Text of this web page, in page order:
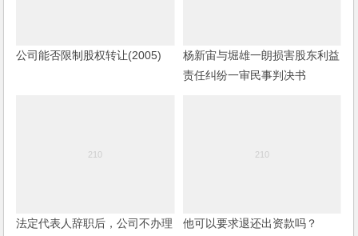
公司能否限制股权转让(2005)
杨新宙与堀雄一朗损害股东利益
责任纠纷一审民事判决书
法定代表人辞职后，公司不办理
他可以要求退还出资款吗？